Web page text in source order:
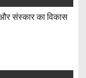
और संस्कार का विकास